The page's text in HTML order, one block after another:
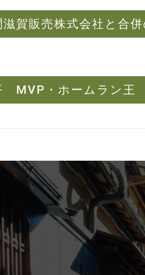
賀販売株式会社と合
MVP・ホームラン王